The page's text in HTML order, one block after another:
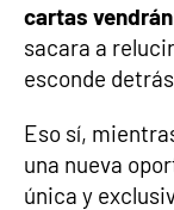
cartas
sacara a
esconde
Eso sí,
una nueva
única y